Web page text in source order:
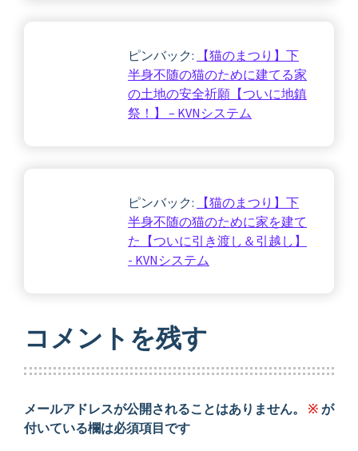
ピンバック:
【猫のまつり】下
半身不随の猫のために建てる家
の土地の安全祈願【ついに地鎮
祭！】 – KVNシステム
ピンバック:
【猫のまつり】下
半身不随の猫のために家を建て
た【ついに引き渡し＆引越し】
- KVNシステム
コメントを残す
メールアドレスが公開されることはありません。 ※ が
付いている欄は必須項目です